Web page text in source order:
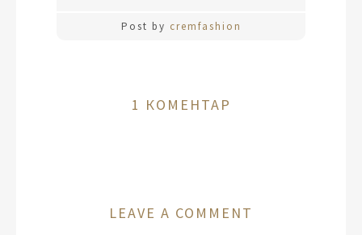
Post by cremfashion
1 КОМЕНТАР
LEAVE A COMMENT